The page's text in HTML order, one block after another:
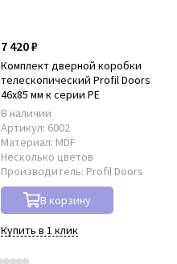
7 420 ₽
Комплект дверной коробки
телескопический Profil Doors
46x85 мм к серии PE
В наличии
Артикул: 6002
Материал: MDF
Несколько цветов
Производитель: Profil Doors
В корзину
Купить в 1 клик